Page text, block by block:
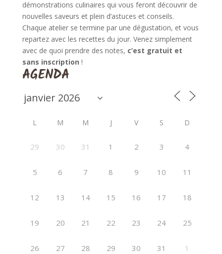
démonstrations culinaires qui vous feront découvrir de
nouvelles saveurs et plein d’astuces et conseils.
Chaque atelier se termine par une dégustation, et vous
repartez avec les recettes du jour. Venez simplement
avec de quoi prendre des notes, c’est gratuit et
sans inscription !
AGENDA
L M M J V S D
29 30 31 1 2 3 4
5 6 7 8 9 10 11
12 13 14 15 16 17 18
19 20 21 22 23 24 25
26 27 28 29 30 31 1